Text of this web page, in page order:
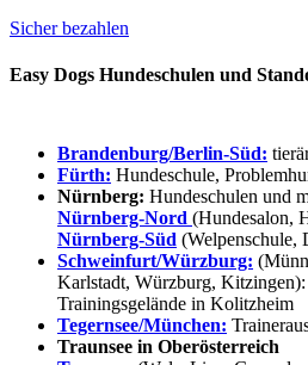
Sicher bezahlen
Easy Dogs Hundeschulen und
Brandenburg/Berlin-Süd:
Fürth: Hundeschule,
Nürnberg: Hundeschulen und
Nürnberg-Nord (Hundesalon,
Nürnberg-Süd (Welpenschule,
Schweinfurt/Würzburg:
Karlstadt, Würzburg, Kitzingen):
Trainingsgelände in Kolitzheim
Tegernsee/München:
Traunsee in Oberösterreich